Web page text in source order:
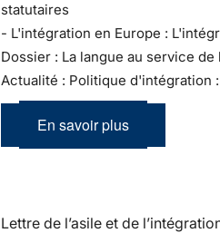
statutaires
- L'intégration en Europe :
Dossier : La langue au service
Actualité : Politique d'intégration
En savoir plus
Lettre de l’asile et de